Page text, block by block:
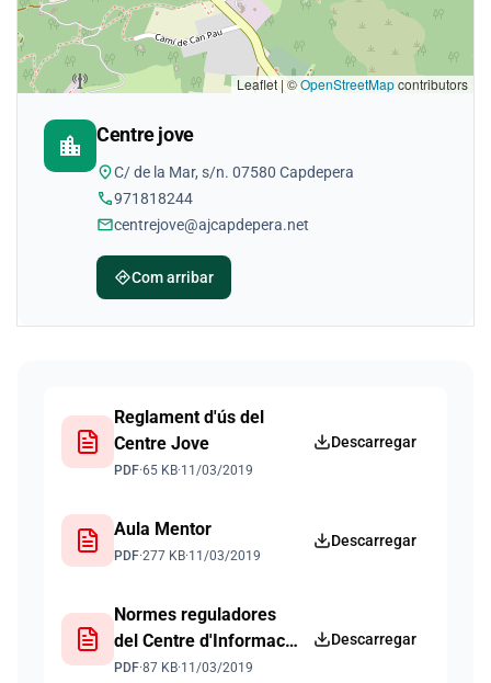
Leaflet | ©OpenStreetMapcontributors
location_city Centre jove
location_onC/ de la Mar, s/n. 07580 Capdepera
phone971818244
mailcentrejove@ajcapdepera.net
directionsCom arribar
Reglament d'ús del
Centre Jove
PDF·65 KB·11/03/2019
Descarregar
Aula Mentor
PDF·277 KB·11/03/2019
Descarregar
Normes reguladores
del Centre d'Informació
Jove
PDF·87 KB·11/03/2019
Descarregar